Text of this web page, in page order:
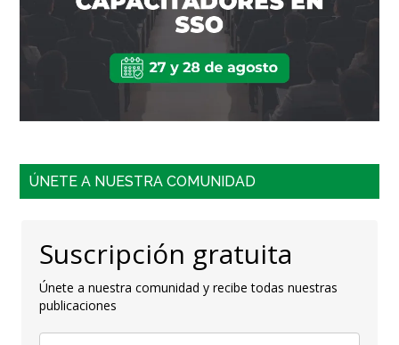
ÚNETE A NUESTRA COMUNIDAD
Suscripción gratuita
Únete a nuestra comunidad y recibe todas nuestras
publicaciones